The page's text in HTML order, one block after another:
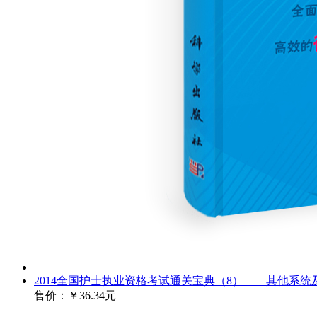
2014全国护士执业资格考试通关宝典（8）——其他系统
售价：
￥36.34元